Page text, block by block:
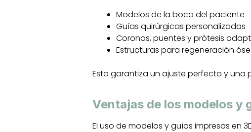
Modelos de la boca del paciente
Guías quirúrgicas personalizadas
Coronas, puentes y prótesis
Estructuras para regeneración
Esto garantiza un ajuste perfecto y una
Ventajas de los modelos y
El uso de modelos y guías impresas en